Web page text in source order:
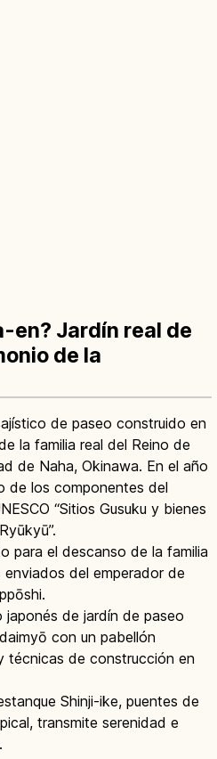
en? Jardín real de
de la
de paseo construido en
la familia real del Reino de
de Naha, Okinawa. En el año
de los componentes del
“Sitios Gusuku y bienes
para el descanso de la familia
del emperador de
de jardín de paseo
con un pabellón
técnicas de construcción en
Shinji-ike, puentes de
transmite serenidad e